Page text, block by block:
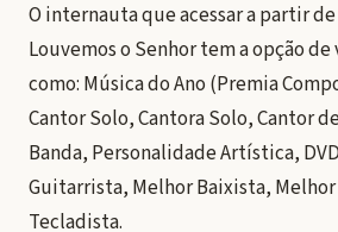
O internauta que acessar a partir
Louvemos o Senhor tem a opção
como: Música do Ano (Premia
Cantor Solo, Cantora Solo, Cantor
Banda, Personalidade Artística,
Guitarrista, Melhor Baixista,
Tecladista.